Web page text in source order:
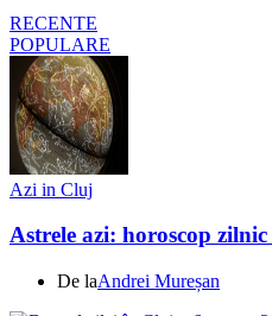
RECENTE
POPULARE
Azi in Cluj
Astrele azi: horoscop
De laAndrei Mureșan